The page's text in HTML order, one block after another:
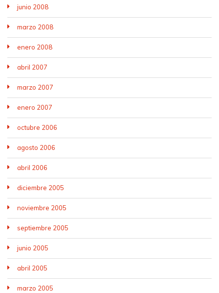
junio 2008
marzo 2008
enero 2008
abril 2007
marzo 2007
enero 2007
octubre 2006
agosto 2006
abril 2006
diciembre 2005
noviembre 2005
septiembre 2005
junio 2005
abril 2005
marzo 2005